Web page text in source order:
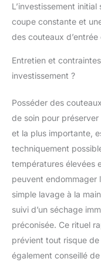
L’investissement
coupe constante et
des couteaux d’entrée
Entretien et
investissement ?
Posséder des
de soin pour préserver
et la plus importante,
techniquement
températures élevées
peuvent endommager
simple lavage à la
suivi d’un séchage
préconisée. Ce rituel
prévient tout risque
également conseillé